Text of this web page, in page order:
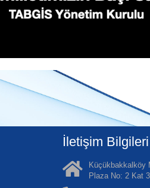
İletişim Bilgileri
Küçükbakkalköy
Plaza No: 2 Kat